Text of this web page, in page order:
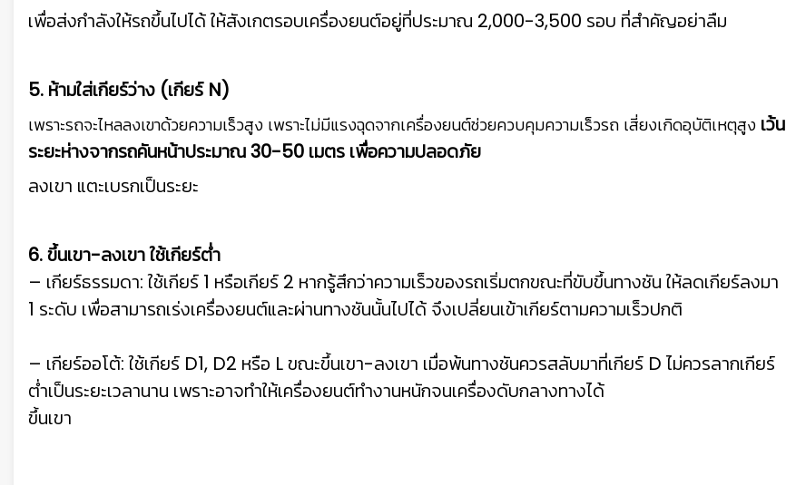
เพื่อส่งกำลังให้รถขึ้นไปได้ ให้สังเกตรอบเครื่องยนต์อยู่ที่ประมาณ 2,000-3,500 รอบ ที่สำคัญอย่าลืม
5. ห้ามใส่เกียร์ว่าง (เกียร์ N)
เพราะรถจะไหลลงเขาด้วยความเร็วสูง เพราะไม่มีแรงฉุดจากเครื่องยนต์ช่วยควบคุมความเร็วรถ เสี่ยงเกิดอุบัติเหตุสูง เว้น
ระยะห่างจากรถคันหน้าประมาณ 30-50 เมตร เพื่อความปลอดภัย
ลงเขา แตะเบรกเป็นระยะ
6. ขึ้นเขา-ลงเขา ใช้เกียร์ต่ำ
– เกียร์ธรรมดา: ใช้เกียร์ 1 หรือเกียร์ 2 หากรู้สึกว่าความเร็วของรถเริ่มตกขณะที่ขับขึ้นทางชัน ให้ลดเกียร์ลงมา
1 ระดับ เพื่อสามารถเร่งเครื่องยนต์และผ่านทางชันนั้นไปได้ จึงเปลี่ยนเข้าเกียร์ตามความเร็วปกติ
– เกียร์ออโต้: ใช้เกียร์ D1, D2 หรือ L ขณะขึ้นเขา-ลงเขา เมื่อพ้นทางชันควรสลับมาที่เกียร์ D ไม่ควรลากเกียร์
ต่ำเป็นระยะเวลานาน เพราะอาจทำให้เครื่องยนต์ทำงานหนักจนเครื่องดับกลางทางได้
ขึ้นเขา